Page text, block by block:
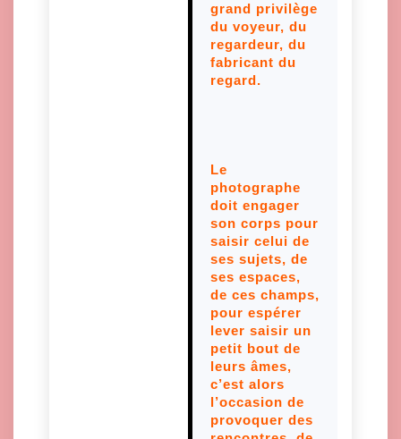
grand privilège
du voyeur, du
regardeur, du
fabricant du
regard.
Le
photographe
doit engager
son corps pour
saisir celui de
ses sujets, de
ses espaces,
de ces champs,
pour espérer
lever saisir un
petit bout de
leurs âmes,
c’est alors
l’occasion de
provoquer des